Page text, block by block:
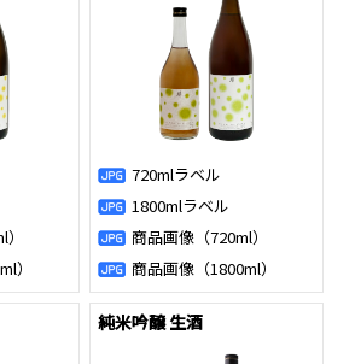
）
720mlラベル
1800mlラベル
商品画像（720ml）
商品画像（1800ml）
純米吟醸 生酒